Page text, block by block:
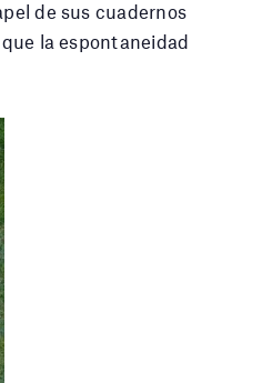
de sus cuadernos
la espontaneidad